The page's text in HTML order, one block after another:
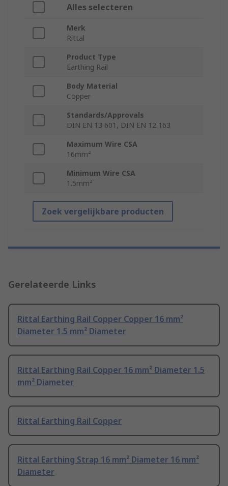
Alles selecteren
Merk
Rittal
Product Type
Earthing Rail
Body Material
Copper
Standards/Approvals
DIN EN 13 601, DIN EN 12 163
Maximum Wire CSA
16mm²
Minimum Wire CSA
1.5mm²
Zoek vergelijkbare producten
Gerelateerde Links
Rittal Earthing Rail Copper Copper 16 mm²
Diameter 1.5 mm² Diameter
Rittal Earthing Rail Copper 16 mm² Diameter 1.5
mm² Diameter
Rittal Earthing Rail Copper
Rittal Earthing Strap 16 mm² Diameter 16 mm²
Diameter